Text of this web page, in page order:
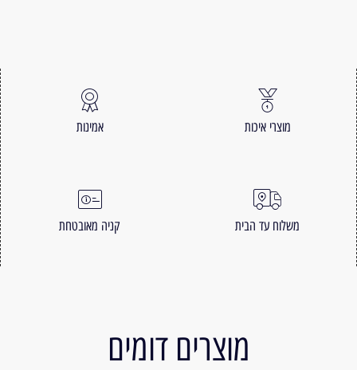
מוצרי איכות אמינות
משלוח עד הבית קניה מאובטחת
מוצרים דומים